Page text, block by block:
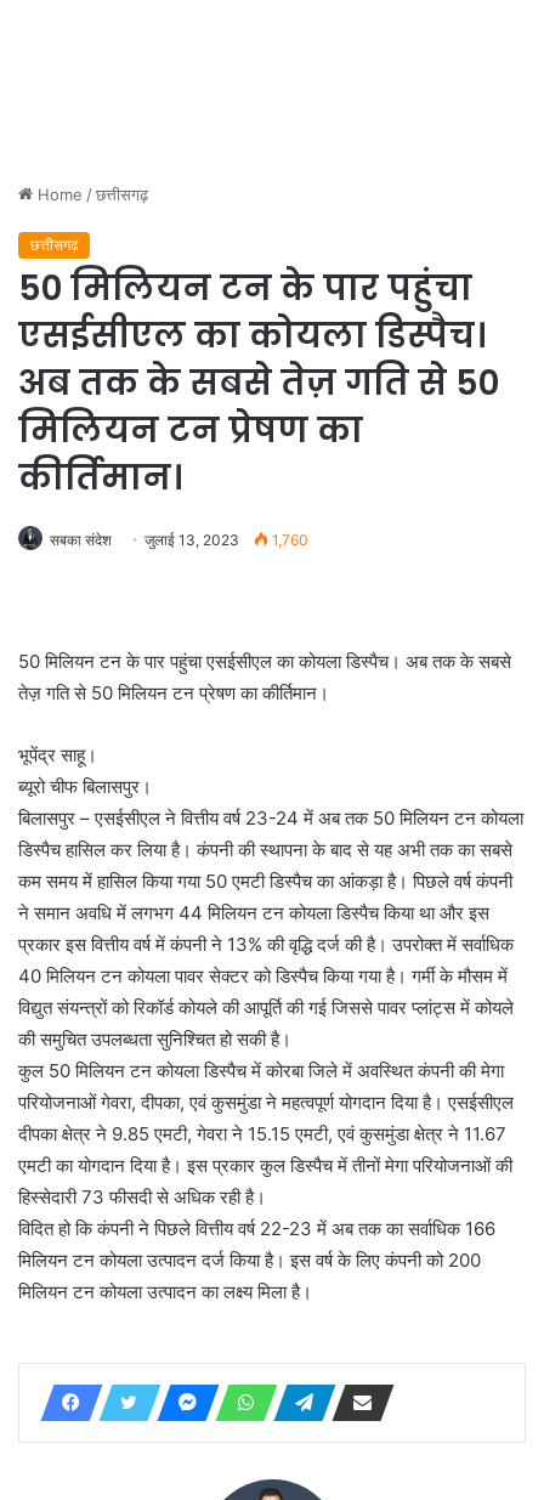
Home /छत्तीसगढ़
छत्तीसगढ़
50 मिलियन टन के पार पहुंचा
एसईसीएल का कोयला डिस्पैच।
अब तक के सबसे तेज़ गति से 50
मिलियन टन प्रेषण का
कीर्तिमान।
सबका संदेश जुलाई 13, 2023 1,760
50 मिलियन टन के पार पहुंचा एसईसीएल का कोयला डिस्पैच। अब तक के सबसे
तेज़ गति से 50 मिलियन टन प्रेषण का कीर्तिमान।
भूपेंद्र साहू।
ब्यूरो चीफ बिलासपुर।
बिलासपुर – एसईसीएल ने वित्तीय वर्ष 23-24 में अब तक 50 मिलियन टन कोयला
डिस्पैच हासिल कर लिया है। कंपनी की स्थापना के बाद से यह अभी तक का सबसे
कम समय में हासिल किया गया 50 एमटी डिस्पैच का आंकड़ा है। पिछले वर्ष कंपनी
ने समान अवधि में लगभग 44 मिलियन टन कोयला डिस्पैच किया था और इस
प्रकार इस वित्तीय वर्ष में कंपनी ने 13% की वृद्धि दर्ज की है। उपरोक्त में सर्वाधिक
40 मिलियन टन कोयला पावर सेक्टर को डिस्पैच किया गया है। गर्मी के मौसम में
विद्युत संयन्त्रों को रिकॉर्ड कोयले की आपूर्ति की गई जिससे पावर प्लांट्स में कोयले
की समुचित उपलब्धता सुनिश्चित हो सकी है।
कुल 50 मिलियन टन कोयला डिस्पैच में कोरबा जिले में अवस्थित कंपनी की मेगा
परियोजनाओं गेवरा, दीपका, एवं कुसमुंडा ने महत्वपूर्ण योगदान दिया है। एसईसीएल
दीपका क्षेत्र ने 9.85 एमटी, गेवरा ने 15.15 एमटी, एवं कुसमुंडा क्षेत्र ने 11.67
एमटी का योगदान दिया है। इस प्रकार कुल डिस्पैच में तीनों मेगा परियोजनाओं की
हिस्सेदारी 73 फीसदी से अधिक रही है।
विदित हो कि कंपनी ने पिछले वित्तीय वर्ष 22-23 में अब तक का सर्वाधिक 166
मिलियन टन कोयला उत्पादन दर्ज किया है। इस वर्ष के लिए कंपनी को 200
मिलियन टन कोयला उत्पादन का लक्ष्य मिला है।